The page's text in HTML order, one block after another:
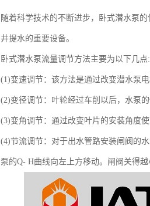
随着科学技术的不断进步，卧式潜水泵
井提水的重要设备。
卧式潜水泵流量调节方法主要为以下几点:
(1)变速调节：该方法是通过改变潜水泵
(2)变径调节：叶轮经过车削以后，水泵
(3)变角调节：通过改变叶片的安装角度
(4)节流调节：对于出水管路安装闸阀的
泵的Q- H曲线向左上方移动。闸阀关得